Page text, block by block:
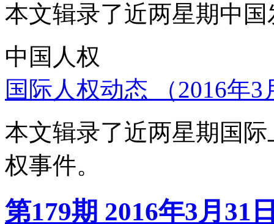
本文辑录了近两星期中
中国人权
国际人权动态 （2016年
本文辑录了近两星期国
权事件。
第179期 2016年3月31